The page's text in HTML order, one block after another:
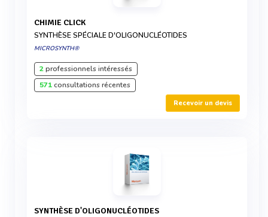
CHIMIE CLICK
SYNTHÈSE SPÉCIALE D'OLIGONUCLÉOTIDES
MICROSYNTH®
2professionnels intéressés
571consultations récentes
Recevoir un devis
SYNTHÈSE D'OLIGONUCLÉOTIDES